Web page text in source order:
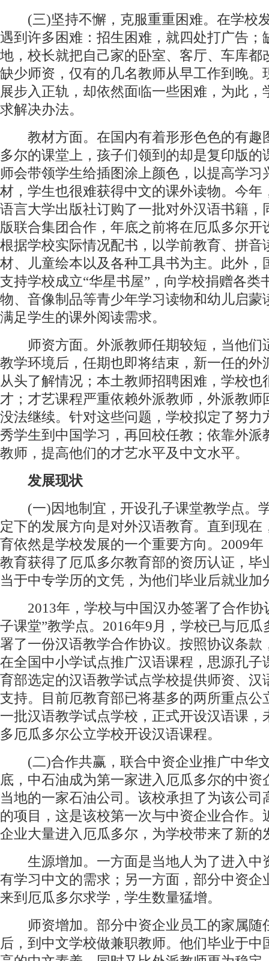
(三)坚持不懈，克服重重困难。在学校
遇到许多困难：招生困难，就四处打广告；
地，校长就把自己家的卧室、客厅、车库都
缺少师资，仅有的几名教师从早工作到晚。
展步入正轨，却依然面临一些困难，为此，
求解决办法。
教材方面。在国内有着形形色色的有趣
多尔的课堂上，孩子们领到的却是复印版的
师会带领学生给插图涂上颜色，以提高学习
材，学生也很难获得中文的课外读物。今年
语言大学出版社订购了一批对外汉语书籍，
版联合集团合作，年底之前将在厄瓜多尔开
根据学校实际情况配书，以学前教育、拼音
材、儿童绘本以及各种工具书为主。此外，
支持学校成立“华星书屋”，向学校捐赠各类
物、音像制品等青少年学习读物和幼儿启蒙
满足学生的课外阅读需求。
师资方面。外派教师任期较短，当他们
教学环境后，任期也即将结束，新一任的外
从头了解情况；本土教师招聘困难，学校也
才；才艺课程严重依赖外派教师，外派教师
没法继续。针对这些问题，学校拟定了努力
秀学生到中国学习，再回校任教；依靠外派
教师，提高他们的才艺水平及中文水平。
发展现状
(一)因地制宜，开设孔子课堂教学点。
定下的发展方向是对外汉语教育。直到现在
育依然是学校发展的一个重要方向。2009年
教育获得了厄瓜多尔教育部的资历认证，毕
当于中专学历的文凭，为他们毕业后就业加
2013年，学校与中国汉办签署了合作协
子课堂”教学点。2016年9月，学校已与厄瓜
署了一份汉语教学合作协议。按照协议条款
在全国中小学试点推广汉语课程，思源孔子
育部选定的汉语教学试点学校提供师资、汉
支持。目前厄教育部已将基多的两所重点公
一批汉语教学试点学校，正式开设汉语课，
多厄瓜多尔公立学校开设汉语课程。
(二)合作共赢，联合中资企业推广中华
底，中石油成为第一家进入厄瓜多尔的中资
当地的一家石油公司。该校承担了为该公司
的项目，这是该校第一次与中资企业合作。
企业大量进入厄瓜多尔，为学校带来了新的
生源增加。一方面是当地人为了进入中
有学习中文的需求；另一方面，部分中资企
来到厄瓜多尔求学，学生数量猛增。
师资增加。部分中资企业员工的家属随
后，到中文学校做兼职教师。他们毕业于中